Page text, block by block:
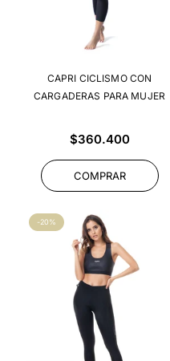
CAPRI CICLISMO CON
CARGADERAS PARA MUJER
Precio
$360.400
COMPRAR
-20%